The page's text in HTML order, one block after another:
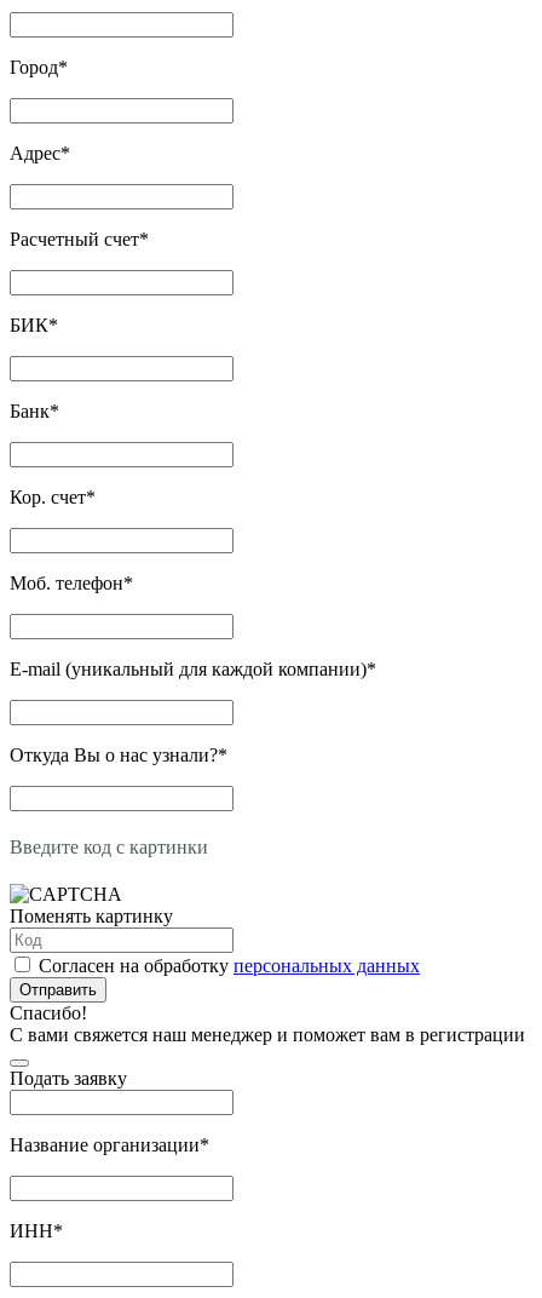
Город*
Адрес*
Расчетный счет*
БИК*
Банк*
Кор. счет*
Моб. телефон*
E-mail (уникальный для каждой компании)*
Откуда Вы о нас узнали?*
Введите код с картинки
Поменять картинку
Согласен на обработку персональных данных
Отправить
Спасибо!
С вами свяжется наш менеджер и поможет вам в регистрации
Подать заявку
Название организации*
ИНН*